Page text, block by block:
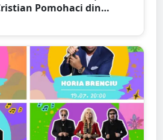
Pomohaci din
PresaSM a reușit să
încă din 2023